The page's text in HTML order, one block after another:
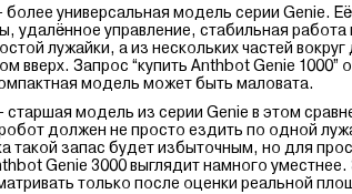
универсальная модель серии Genie.
удалённое управление, стабильная
лужайки, а из нескольких частей
вверх. Запрос “купить Anthbot Genie 1000”
модель может быть маловата.
модель из серии Genie в этом
должен не просто ездить по одной
такой запас будет избыточным, но для
Genie 3000 выглядит намного
только после оценки реальной